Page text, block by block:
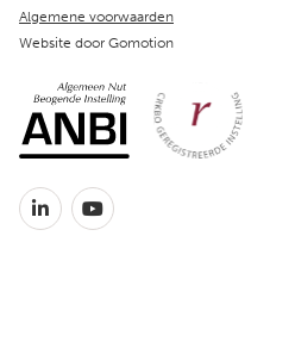
Algemene voorwaarden
Website door Gomotion